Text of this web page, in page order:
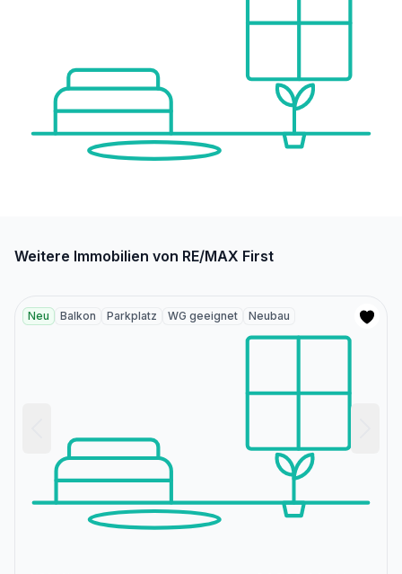
Weitere Immobilien von RE/MAX First
Neu Balkon Parkplatz WG geeignet Neubau